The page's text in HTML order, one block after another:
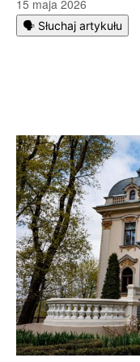
15 maja 2026
🗣️ Słuchaj artykułu